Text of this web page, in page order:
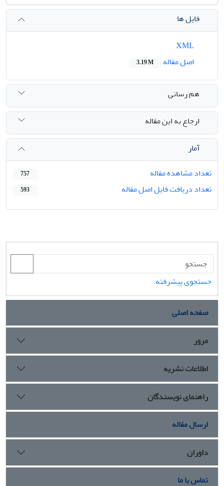
فایل ها
اصل مقاله
3.19 M
هم رسانی
ارجاع به این مقاله
آمار
تعداد مشاهده مقاله
757
تعداد دریافت فایل اصل مقاله 593
جستجوی پیشرفته
صفحه اصلی
مرور
اطلاعات نشریه
راهنمای نویسندگان
ارسال مقاله
داوران
تماس با ما